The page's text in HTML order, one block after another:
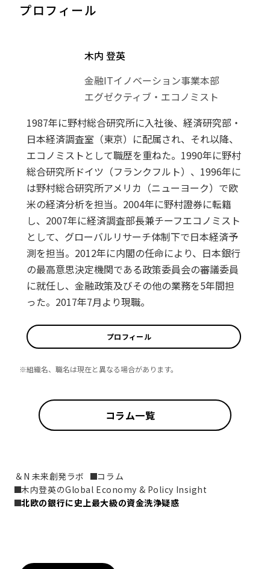
プロフィール
木内 登英
金融ITイノベーション事業本部
エグゼクティブ・エコノミスト
1987年に野村総合研究所に入社後、経済研究部・
日本経済調査室（東京）に配属され、それ以降、
エコノミストとして職歴を重ねた。1990年に野村
総合研究所ドイツ（フランクフルト）、1996年に
は野村総合研究所アメリカ（ニューヨーク）で欧
米の経済分析を担当。2004年に野村證券に転籍
し、2007年に経済調査部長兼チーフエコノミスト
として、グローバルリサーチ体制下で日本経済予
測を担当。2012年に内閣の任命により、日本銀行
の最高意思決定機関である政策委員会の審議委員
に就任し、金融政策及びその他の業務を5年間担
った。2017年7月より現職。
プロフィール
※組織名、職名は現在と異なる場合があります。
コラム一覧
＆N 未来創発ラボ
コラム
木内登英のGlobal Economy & Policy Insight
北欧の銀行に史上最大級の資金洗浄疑惑